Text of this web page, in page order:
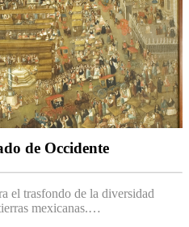
de Occidente
el trasfondo de la diversidad
mexicanas.…